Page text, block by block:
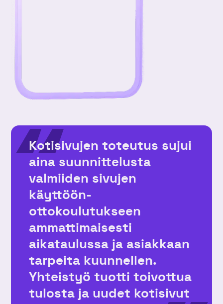
Kotisivujen toteutus sujui
aina suunnittelusta
valmiiden sivujen
käyttöön­
ottokoulutukseen
ammattimaisesti
aikataulussa ja asiakkaan
tarpeita kuunnellen.
Yhteistyö tuotti toivottua
tulosta ja uudet kotisivut